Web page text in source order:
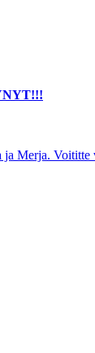
Merja.